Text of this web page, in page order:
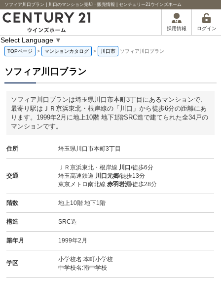
ソフィア川口ブラン | 川口のマンション売却・販売情報 | センチュリー21ウインズホーム
採用情報 ログイン
Select Language ▼
TOPページ > マンションカタログ > 川口市 ソフィア川口ブラン
ソフィア川口ブラン
ソフィア川口ブランは埼玉県川口市本町3丁目にあるマンションで、
最寄り駅はＪＲ京浜東北・根岸線の「川口」から徒歩6分の距離にあ
ります。1999年2月に地上10階 地下1階SRC造で建てられた全34戸の
マンションです。
住所 埼玉県川口市本町3丁目
交通
ＪＲ京浜東北・根岸線 川口/徒歩6分
埼玉高速鉄道 川口元郷/徒歩13分
東京メトロ南北線赤羽岩淵/徒歩28分
階数 地上10階 地下1階
構造 SRC造
築年月 1999年2月
学区
小学校名:本町小学校
中学校名:南中学校